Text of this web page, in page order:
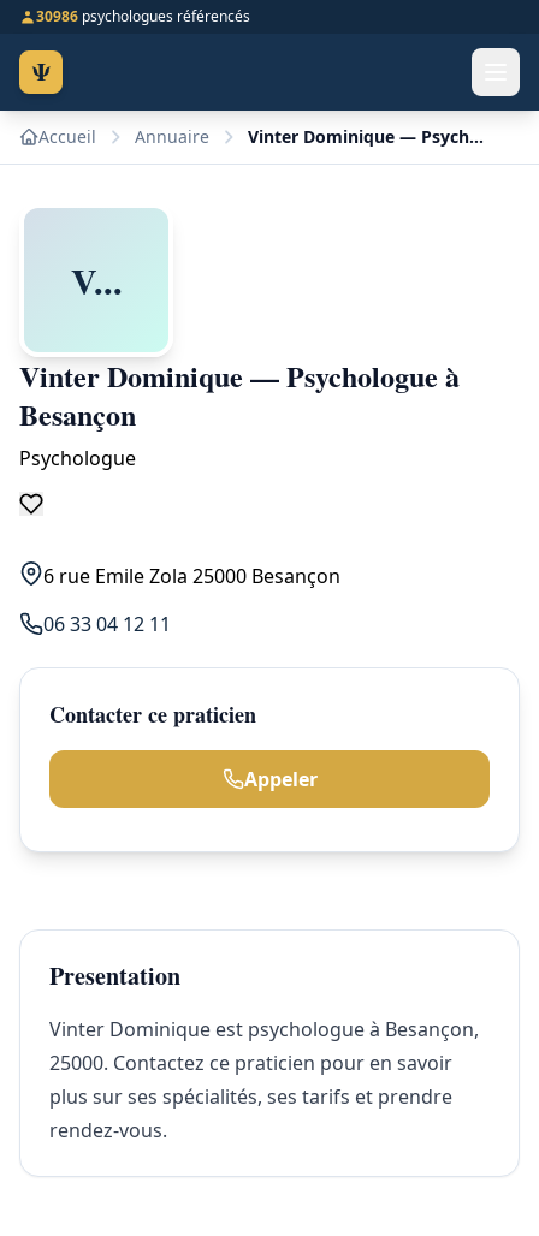
30986 psychologues référencés
Ψ
Accueil Annuaire Vinter Dominique — Psychologue à Besançon
V...
Vinter Dominique — Psychologue à
Besançon
Psychologue
6 rue Emile Zola 25000 Besançon
06 33 04 12 11
Contacter ce praticien
Appeler
Presentation
Vinter Dominique est psychologue à Besançon,
25000. Contactez ce praticien pour en savoir
plus sur ses spécialités, ses tarifs et prendre
rendez-vous.